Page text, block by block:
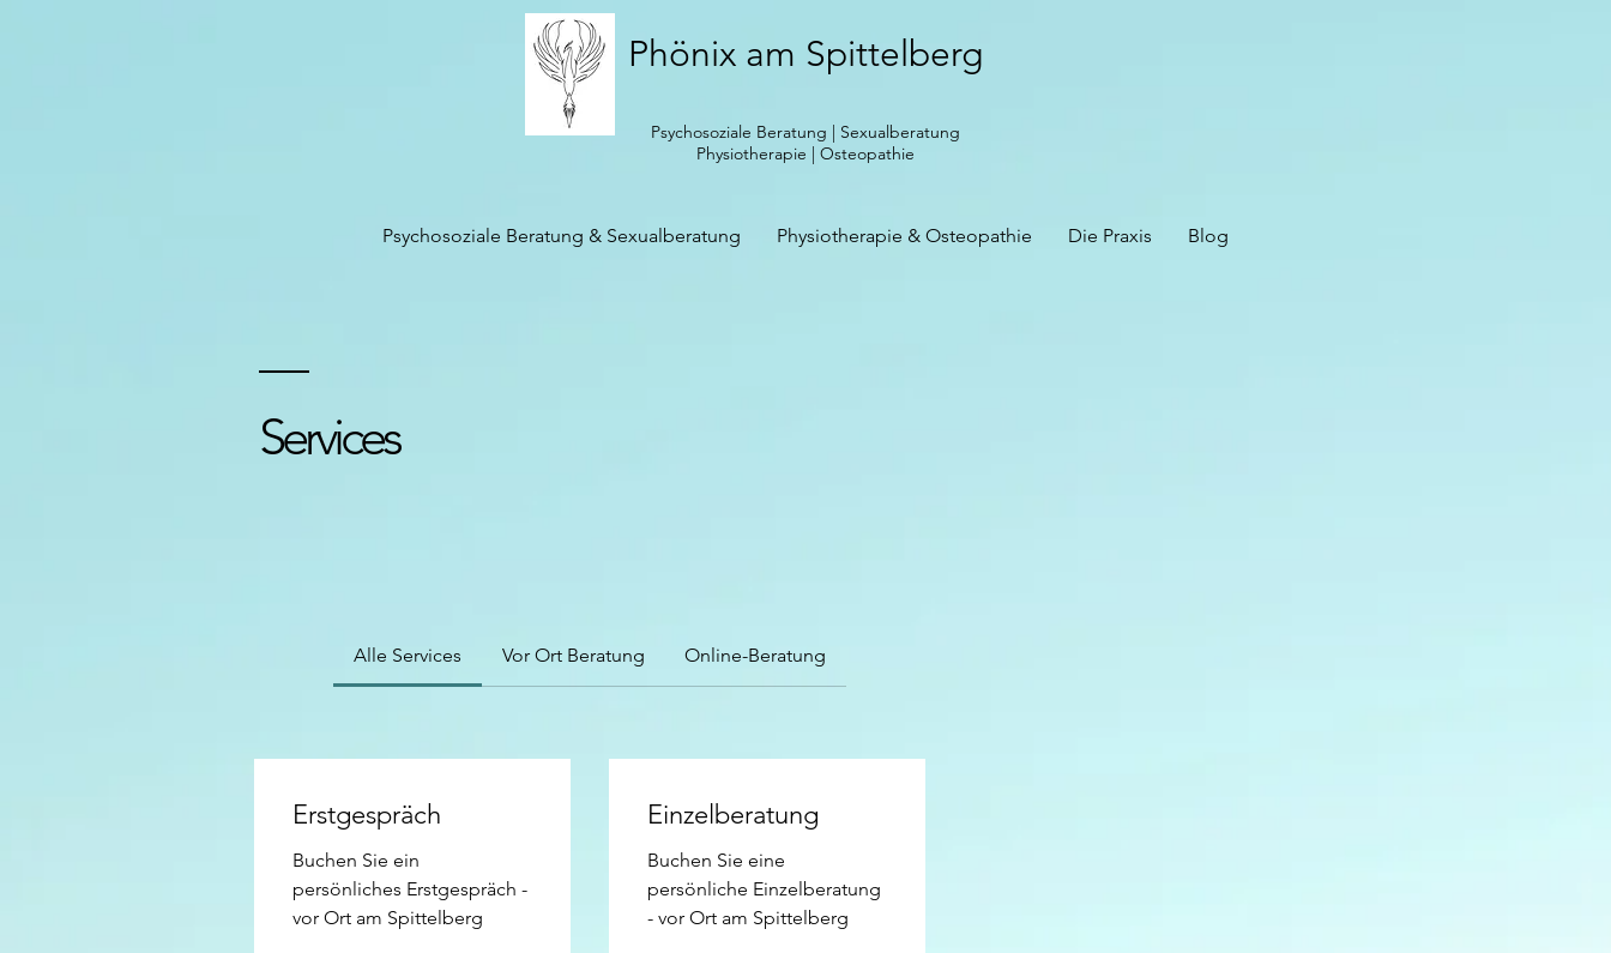
Phönix am Spittelberg
Psychosoziale Beratung | Sexualberatung
Physiotherapie | Osteopathie
Psychosoziale Beratung & Sexualberatung Physiotherapie & Osteopathie Die Praxis Blog
Services
Alle Services Vor Ort Beratung Online-Beratung
Erstgespräch
Buchen Sie ein
persönliches Erstgespräch -
vor Ort am Spittelberg
Einzelberatung
Buchen Sie eine
persönliche Einzelberatung
- vor Ort am Spittelberg